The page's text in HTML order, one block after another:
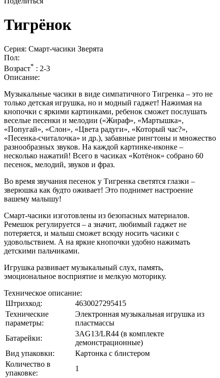
Тигрёнок
Серия: Смарт-часики Зверята
Пол:
Возраст* : 2-3
Описание:
Музыкальные часики в виде симпатичного Тигренка – это не
только детская игрушка, но и модный гаджет! Нажимая на
кнопочки с яркими картинками, ребенок сможет послушать
веселые песенки и мелодии («Жираф», «Мартышка»,
«Попугай», «Слон», «Цвета радуги», «Который час?»,
«Песенка-считалочка» и др.), забавные рингтоны и множество
разнообразных звуков. На каждой картинке-иконке –
несколько нажатий! Всего в часиках «Котёнок» собрано 60
песенок, мелодий, звуков и фраз.
Во время звучания песенок у Тигренка светятся глазки –
зверюшка как будто оживает! Это поднимет настроение
вашему малышу!
Смарт-часики изготовлены из безопасных материалов.
Ремешок регулируется – а значит, любимый гаджет не
потеряется, и малыш сможет всюду носить часики с
удовольствием. А на яркие кнопочки удобно нажимать
детскими пальчиками.
Игрушка развивает музыкальный слух, память,
эмоциональное восприятие и мелкую моторику.
Техническое описание:
Штрихкод:
4630027295415
Технические
параметры:
Электронная музыкальная игрушка из
пластмассы
Батарейки:
3AG13/LR44 (в комплекте
демонстрационные)
Вид упаковки:
Картонка с блистером
Количество в
упаковке:
1